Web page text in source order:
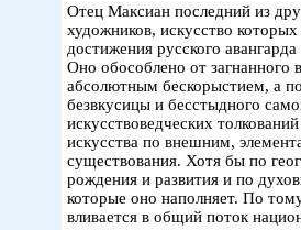
Отец Максиан последний из
художников, искусство
достижения русского
Оно обособлено от загнанного
абсолютным бескорыстием, а
безвкусицы и бесстыдного
искусствоведческих
искусства по внешним,
существования. Хотя бы по
рождения и развития и по
которые оно наполняет. По
вливается в общий поток